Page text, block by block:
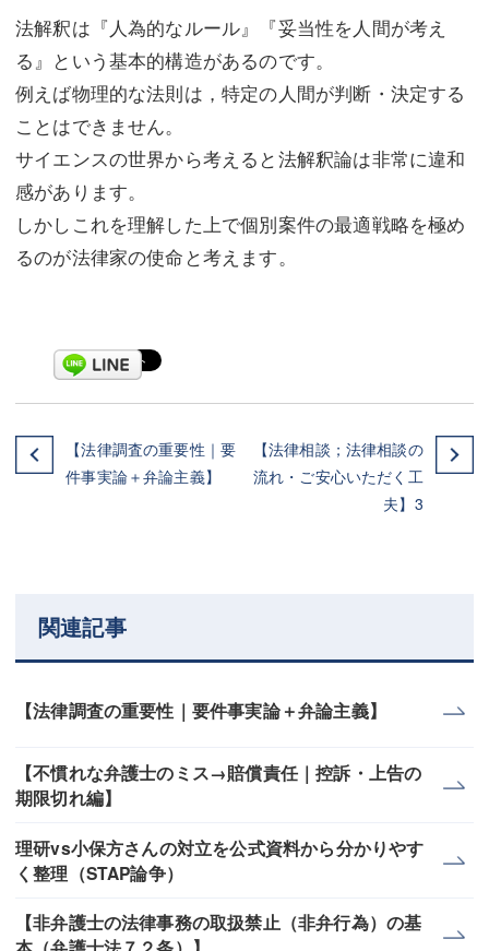
法解釈は『人為的なルール』『妥当性を人間が考え
る』という基本的構造があるのです。
例えば物理的な法則は，特定の人間が判断・決定する
ことはできません。
サイエンスの世界から考えると法解釈論は非常に違和
感があります。
しかしこれを理解した上で個別案件の最適戦略を極め
るのが法律家の使命と考えます。
【法律調査の重要性｜要
件事実論＋弁論主義】
【法律相談；法律相談の
流れ・ご安心いただく工
夫】3
関連記事
【法律調査の重要性｜要件事実論＋弁論主義】
【不慣れな弁護士のミス→賠償責任｜控訴・上告の
期限切れ編】
理研vs小保方さんの対立を公式資料から分かりやす
く整理（STAP論争）
【非弁護士の法律事務の取扱禁止（非弁行為）の基